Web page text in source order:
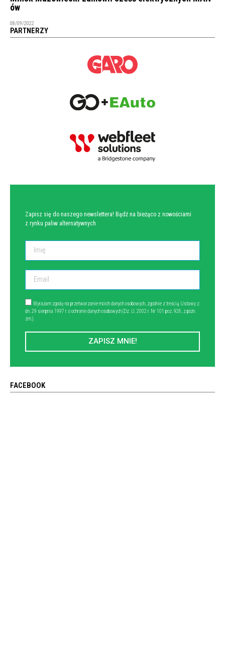
ów
08/09/2022
PARTNERZY
Zapisz się do naszego newslettera! Bądź na bieżąco z nowościami
z rynku paliw alternatywnych
Wyrażam zgodę na przetwarzanie moich danych osobowych, zgodnie z treścią Ustawy z
dn. 29 sierpnia 1997 r. o ochronie danych osobowych (Dz. U. 2002 r. Nr 101 poz. 926, z późn.
zm.).
ZAPISZ MNIE!
FACEBOOK